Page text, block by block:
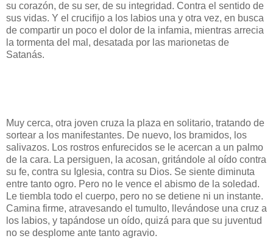
su corazón, de su ser, de su integridad. Contra el sentido de
sus vidas. Y el crucifijo a los labios una y otra vez, en busca
de compartir un poco el dolor de la infamia, mientras arrecia
la tormenta del mal, desatada por las marionetas de
Satanás.
Muy cerca, otra joven cruza la plaza en solitario, tratando de
sortear a los manifestantes. De nuevo, los bramidos, los
salivazos. Los rostros enfurecidos se le acercan a un palmo
de la cara. La persiguen, la acosan, gritándole al oído contra
su fe, contra su Iglesia, contra su Dios. Se siente diminuta
entre tanto ogro. Pero no le vence el abismo de la soledad.
Le tiembla todo el cuerpo, pero no se detiene ni un instante.
Camina firme, atravesando el tumulto, llevándose una cruz a
los labios, y tapándose un oído, quizá para que su juventud
no se desplome ante tanto agravio.